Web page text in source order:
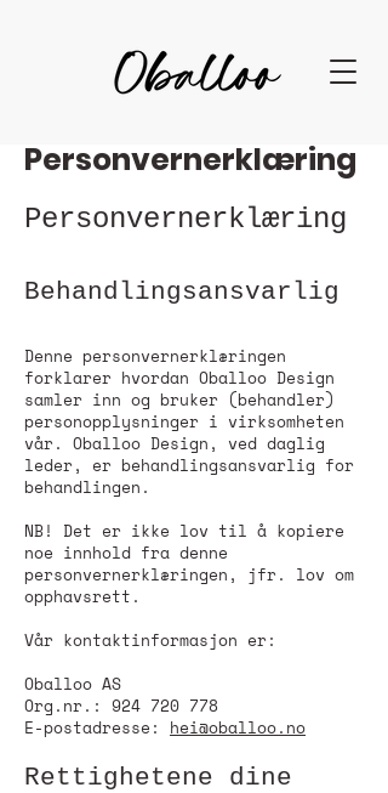
Personvernerklæring
Personvernerklæring
Behandlingsansvarlig
Denne personvernerklæringen
forklarer hvordan Oballoo Design
samler inn og bruker (behandler)
personopplysninger i virksomheten
vår. Oballoo Design, ved daglig
leder, er behandlingsansvarlig for
behandlingen.
NB! Det er ikke lov til å kopiere
noe innhold fra denne
personvernerklæringen, jfr. lov om
opphavsrett.
Vår kontaktinformasjon er:
Oballoo AS
Org.nr.: 924 720 778
E-postadresse: hei@oballoo.no
Rettighetene dine